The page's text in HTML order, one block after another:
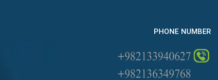
PHONE NUMBER